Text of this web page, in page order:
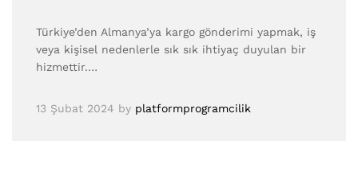
Türkiye’den Almanya’ya kargo gönderimi yapmak, iş
veya kişisel nedenlerle sık sık ihtiyaç duyulan bir
hizmettir.…
13 Şubat 2024 by platformprogramcilik